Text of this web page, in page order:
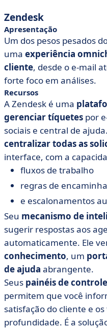
Zendesk
Apresentação
Um dos pesos pesados
uma experiência
cliente, desde o e-mail
forte foco em análises.
Recursos
A Zendesk é uma
gerenciar tíquetes por
sociais e central de
centralizar todas as
interface, com a
fluxos de trabalho
regras de
e escalonamentos
Seu mecanismo de
sugerir respostas aos
automaticamente. Ele
conhecimento, um
de ajuda abrangente.
Seus painéis de controle
permitem que você
satisfação do cliente e
profundidade. É a